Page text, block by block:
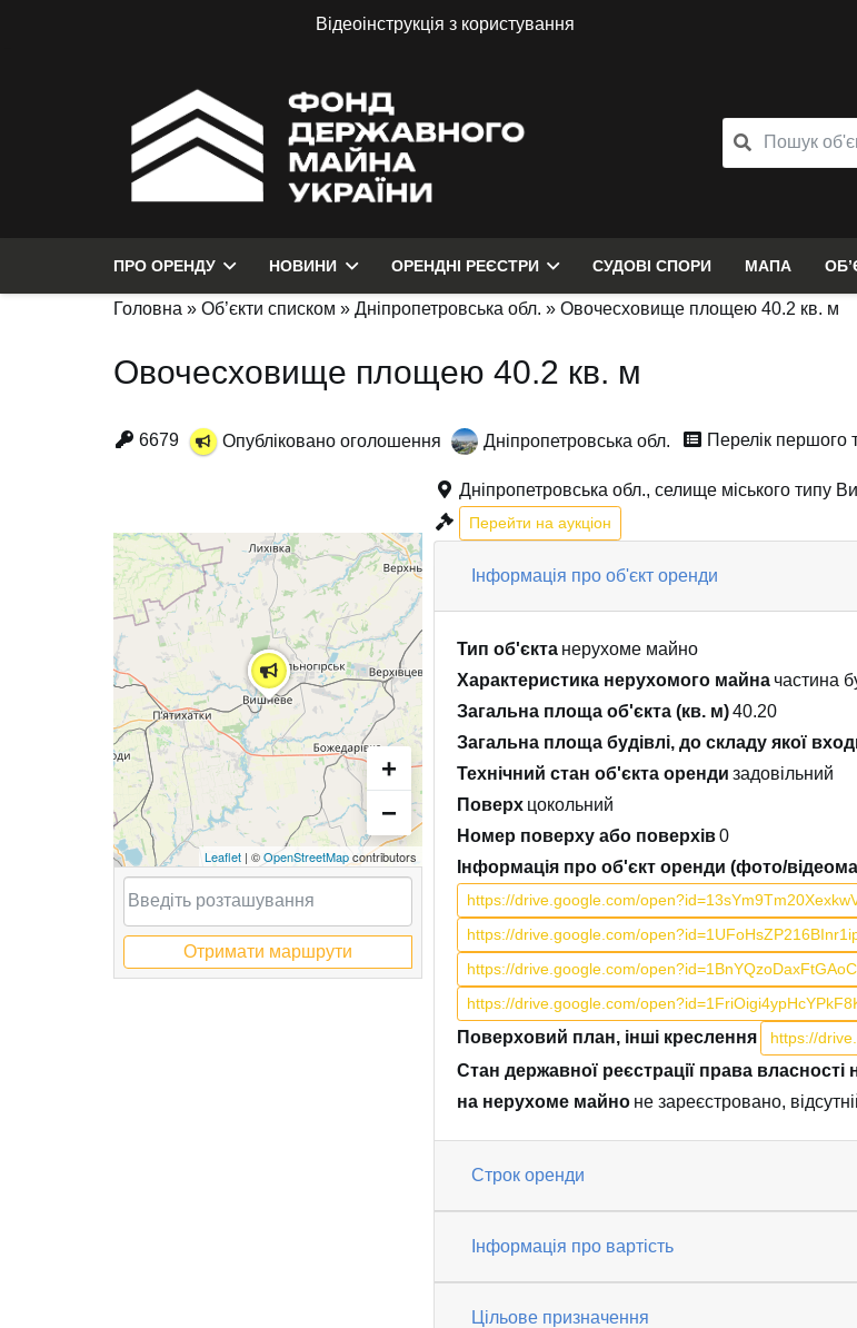
Відеоінструкція з користування
ПРО ОРЕНДУ НОВИНИ ОРЕНДНІ РЕЄСТРИ СУДОВІ СПОРИ МАПА
Головна » Об’єкти списком » Дніпропетровська обл. » Овочесховище площею 40.2 кв. м
Овочесховище площею 40.2 кв. м
6679
Опубліковано оголошення Дніпропетровська обл. Перелік першого
+
−
Leaflet| ©OpenStreetMapcontributors
Отримати маршрути
Дніпропетровська обл., селище міського типу
Перейти на аукціон
Інформація про об'єкт оренди
Тип об'єкта нерухоме майно
Характеристика нерухомого майна частина
Загальна площа об'єкта (кв. м) 40.20
Загальна площа будівлі, до складу якої
Технічний стан об'єкта оренди задовільний
Поверх цокольний
Номер поверху або поверхів 0
Інформація про об'єкт оренди (фото/
https://drive.google.com/
https://drive.google.com/
https://drive.google.com/
https://drive.google.com/
Поверховий план, інші креслення https://
Стан державної реєстрації права
на нерухоме майно не зареєстровано,
Строк оренди
Інформація про вартість
Цільове призначення